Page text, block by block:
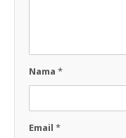
Nama *
Email *